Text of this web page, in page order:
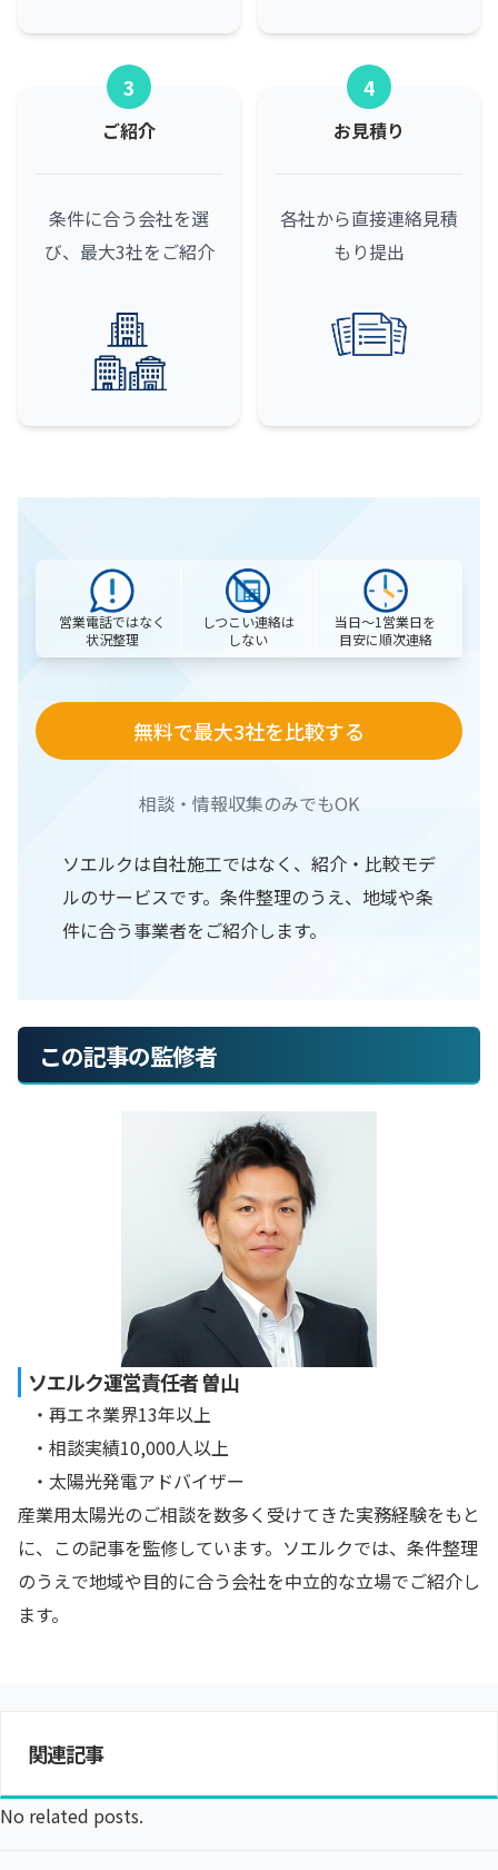
3
ご紹介
条件に合う会社を選
び、最大3社をご紹介
4
お見積り
各社から直接連絡見積
もり提出
営業電話ではなく
状況整理
しつこい連絡は
しない
当日〜1営業日を
目安に順次連絡
無料で最大3社を比較する
相談・情報収集のみでもOK
ソエルクは自社施工ではなく、紹介・比較モデ
ルのサービスです。条件整理のうえ、地域や条
件に合う事業者をご紹介します。
この記事の監修者
ソエルク運営責任者 曽山
・再エネ業界13年以上
・相談実績10,000人以上
・太陽光発電アドバイザー
産業用太陽光のご相談を数多く受けてきた実務経験をもと
に、この記事を監修しています。ソエルクでは、条件整理
のうえで地域や目的に合う会社を中立的な立場でご紹介し
ます。
関連記事
No related posts.